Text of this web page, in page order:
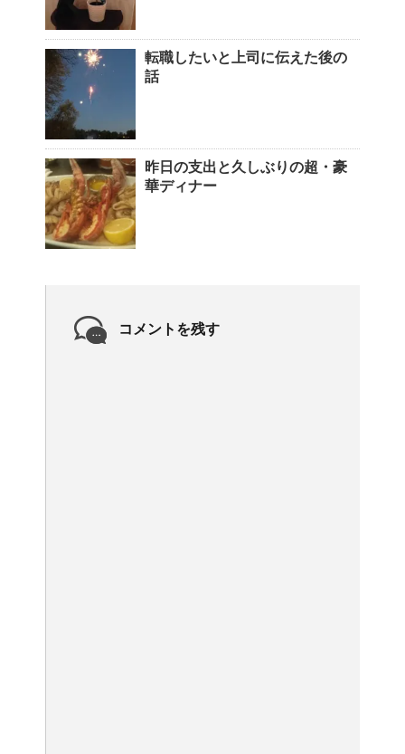
転職したいと上司に伝えた後の
話
昨日の支出と久しぶりの超・豪
華ディナー
コメントを残す